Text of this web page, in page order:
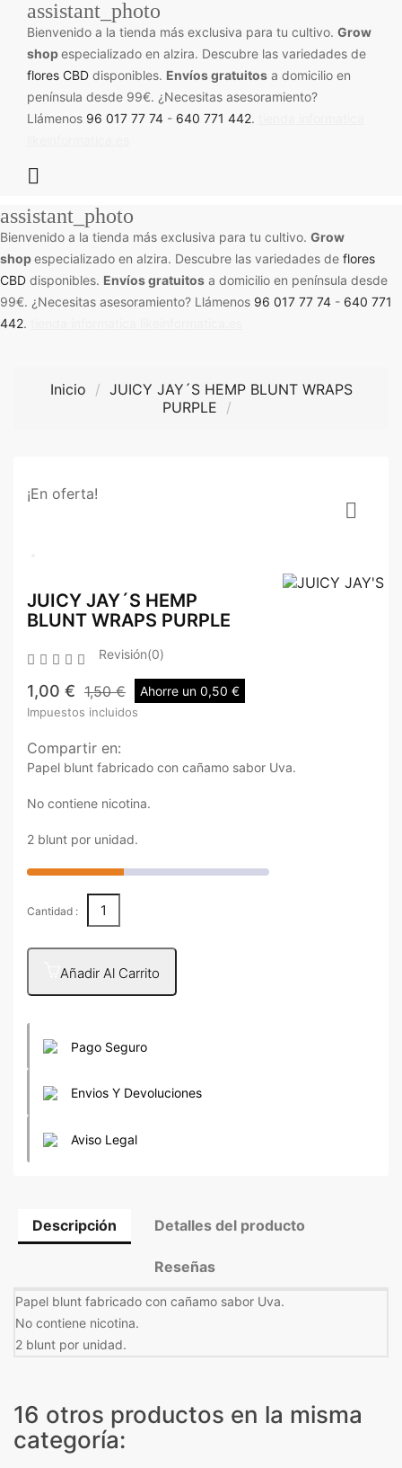
assistant_photo
Bienvenido a la tienda más exclusiva para tu cultivo. Grow
shopespecializado en alzira. Descubre las variedades de
flores CBD disponibles. Envíos gratuitos a domicilio en
península desde 99€. ¿Necesitas asesoramiento?
Llámenos 96 017 77 74 - 640 771 442.

assistant_photo
Bienvenido a la tienda más exclusiva para tu cultivo. Grow
shopespecializado en alzira. Descubre las variedades de flores
CBD disponibles. Envíos gratuitos a domicilio en península desde
99€. ¿Necesitas asesoramiento? Llámenos 96 017 77 74 - 640 771
442.
Inicio
JUICY JAY´S HEMP BLUNT WRAPS
PURPLE
¡En oferta!

JUICY JAY´S HEMP
BLUNT WRAPS PURPLE
     Revisión(0)
1,00 € 1,50 € Ahorre un 0,50 €
Impuestos incluidos
Compartir en:
Papel blunt fabricado con cañamo sabor Uva.
No contiene nicotina.
2 blunt por unidad.
Cantidad :
Añadir Al Carrito
Pago Seguro
Envios Y Devoluciones
Aviso Legal
Descripción Detalles del producto
Reseñas
Papel blunt fabricado con cañamo sabor Uva.
No contiene nicotina.
2 blunt por unidad.
16 otros productos en la misma
categoría: